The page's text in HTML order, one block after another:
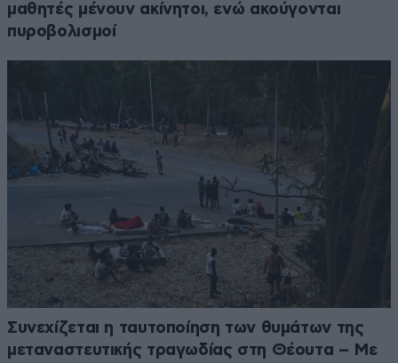
μαθητές μένουν ακίνητοι, ενώ ακούγονται
πυροβολισμοί
Συνεχίζεται η ταυτοποίηση των θυμάτων της
μεταναστευτικής τραγωδίας στη Θέουτα – Με